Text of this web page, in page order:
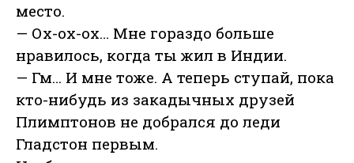
место.
— Ох-ох-ох… Мне гораздо больше
нравилось, когда ты жил в Индии.
— Гм… И мне тоже. А теперь ступай, пока
кто-нибудь из закадычных друзей
Плимптонов не добрался до леди
Гладстон первым.